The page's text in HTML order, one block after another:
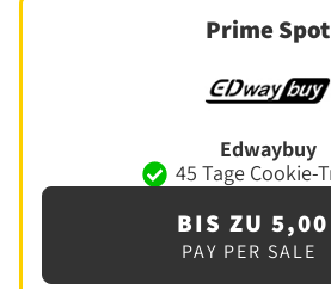
Prime Spot
Edwaybuy
45 Tage Cookie-
BIS ZU
PAY PER SALE